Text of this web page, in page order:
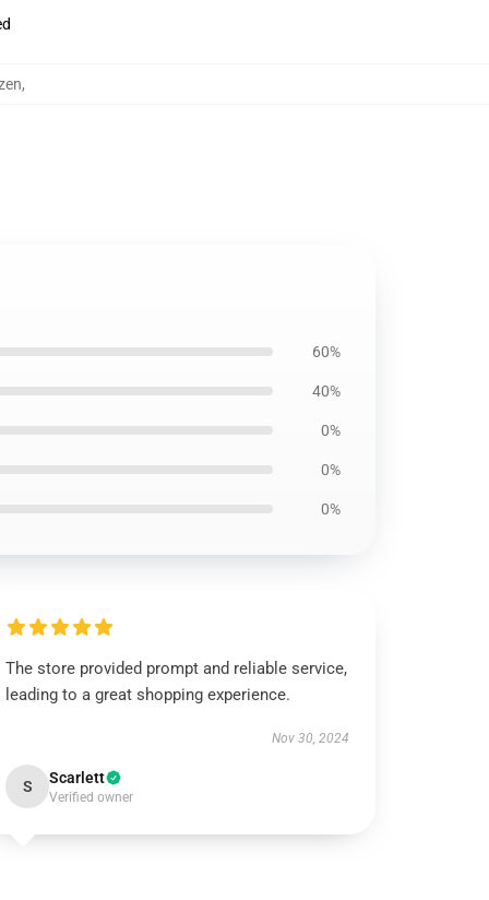
,
60%
40%
0%
0%
0%
The store provided prompt and reliable service,
leading to a great shopping experience.
Nov 30, 2024
S Scarlett
Verified owner